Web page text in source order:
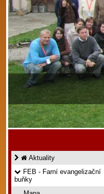
Aktuality
FEB - Farní evangelizační
buňky